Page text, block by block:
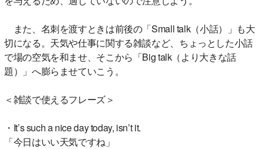
また、名刺を渡すときは前後の「Small talk（小話）」も大
切になる。天気や仕事に関する雑談など、ちょっとした小話
で場の空気を和ませ、そこから「Big talk（より大きな話
題）」へ膨らませていこう。
＜雑談で使えるフレーズ＞
・It’s such a nice day today, isn’t it.
「今日はいい天気ですね」